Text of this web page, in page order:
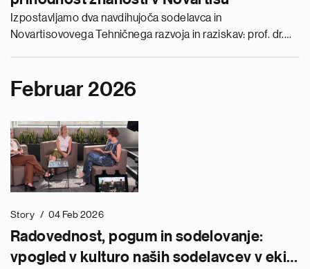
Izpostavljamo dva navdihujoča sodelavca in
Novartisovovega Tehničnega razvoja in raziskav: prof. dr.
Februar 2026
Story 04 Feb 2026
Radovednost, pogum in sodelovanje:
vpogled v kulturo naših sodelavcev v ekipi